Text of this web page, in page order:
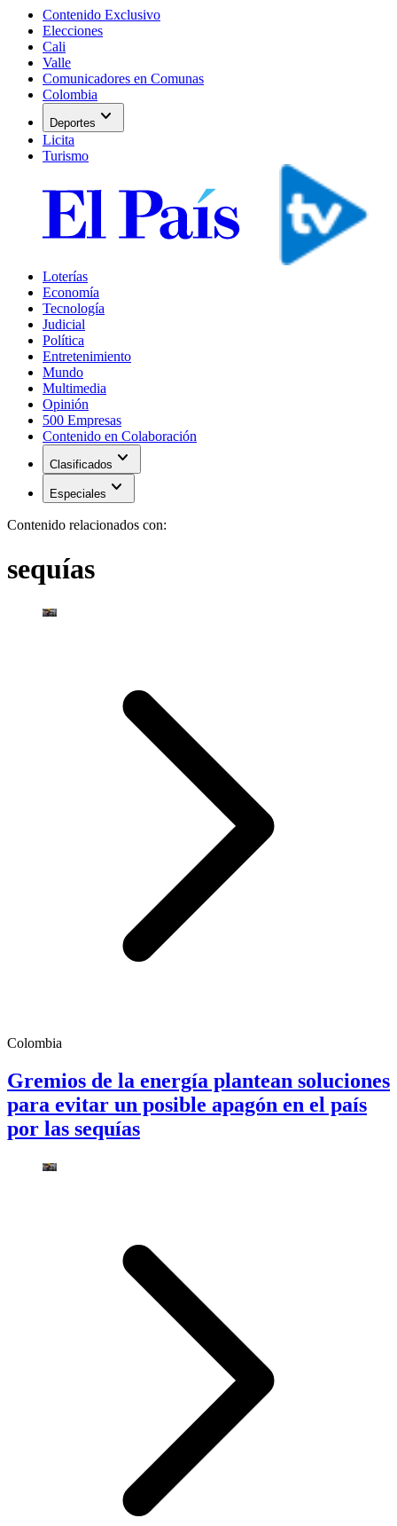
Contenido Exclusivo
Elecciones
Cali
Valle
Comunicadores en Comunas
Colombia
Deportes expand_more
Licita
Turismo
Loterías
Economía
Tecnología
Judicial
Política
Entretenimiento
Mundo
Multimedia
Opinión
500 Empresas
Contenido en Colaboración
Clasificados expand_more
Especiales expand_more
Contenido relacionados con:
sequías
Colombia
Gremios de la energía plantean soluciones
para evitar un posible apagón en el país
por las sequías